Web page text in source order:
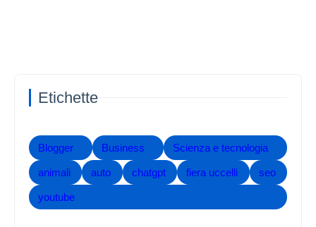
Etichette
Blogger Business Scienza e tecnologia
animali auto chatgpt fiera uccelli seo
youtube